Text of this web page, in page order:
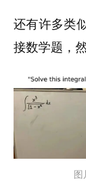
还有许多类
接数学题，
图